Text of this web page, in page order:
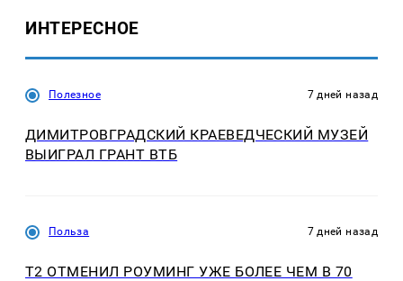
ИНТЕРЕСНОЕ
Полезное 7 дней назад
ДИМИТРОВГРАДСКИЙ КРАЕВЕДЧЕСКИЙ МУЗЕЙ
ВЫИГРАЛ ГРАНТ ВТБ
Польза 7 дней назад
Т2 ОТМЕНИЛ РОУМИНГ УЖЕ БОЛЕЕ ЧЕМ В 70